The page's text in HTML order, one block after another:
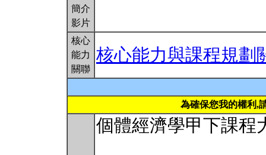
簡介
影片
核心
能力
關聯
核心能力與課程規劃
為確保您我的權利,
個體經濟學甲下課程